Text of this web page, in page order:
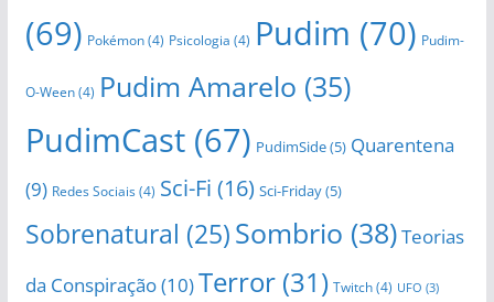
(69) Pokémon(4) Psicologia (4) Pudim (70) Pudim-
O-Ween(4) Pudim Amarelo (35)
PudimCast(67) PudimSide(5) Quarentena
(9) Redes Sociais(4) Sci-Fi (16) Sci-Friday(5)
Sobrenatural (25)Sombrio (38)Teorias
da Conspiração(10)Terror(31) Twitch(4) UFO (3)